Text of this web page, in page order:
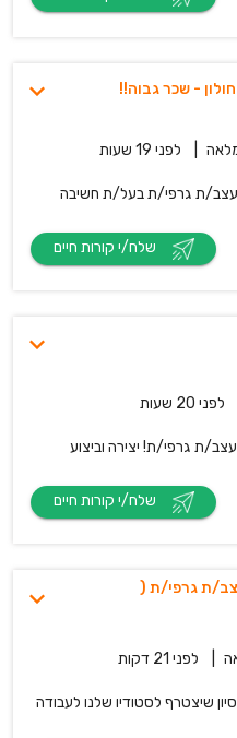
- שכר גבוה!!
לפני 19 שעות
מעצב/ת גרפי/ת בעל/ת חשיבה
לפני 20 שעות
ת גרפי/ת! יצירה וביצוע
ת גרפי/ת (
לפני 21 דקות
שיצטרף לסטודיו שלנו לעבודה